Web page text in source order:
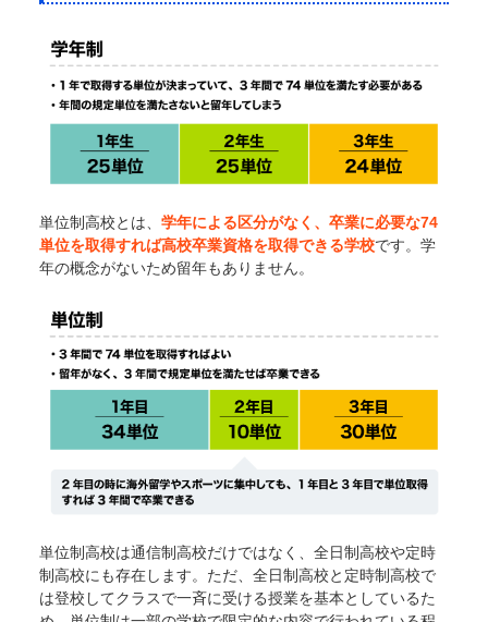
単位制高校とは、 学年による区分がなく、卒業に必要な74
単位を取得すれば高校卒業資格を取得できる学校です。学
年の概念がないため留年もありません。
単位制高校は通信制高校だけではなく、全日制高校や定時
制高校にも存在します。ただ、全日制高校と定時制高校で
は登校してクラスで一斉に受ける授業を基本としているた